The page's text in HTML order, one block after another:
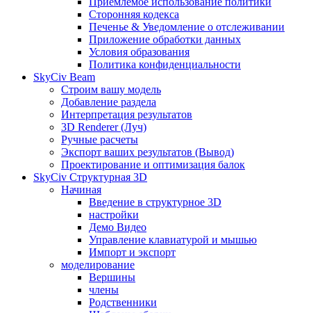
Сторонняя кодекса
Печенье & Уведомление о отслеживании
Приложение обработки данных
Условия образования
Политика конфиденциальности
SkyCiv Beam
Строим вашу модель
Добавление раздела
Интерпретация результатов
3D Renderer (Луч)
Ручные расчеты
Экспорт ваших результатов (Вывод)
Проектирование и оптимизация балок
SkyCiv Структурная 3D
Начиная
Введение в структурное 3D
настройки
Демо Видео
Управление клавиатурой и мышью
Импорт и экспорт
моделирование
Вершины
члены
Родственники